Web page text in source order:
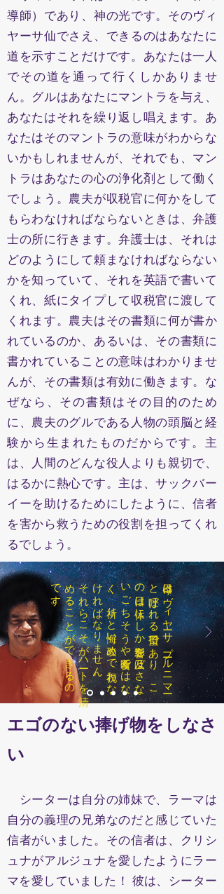
導師）であり、神の光です。そのヴィ
ヤーサ仙でさえ、できるのはあなたに
道を示すことだけです。あなたは一人
でその道を通って行くしかありませ
ん。グルはあなたにマントラを与え、
あなたはそれを繰り返し唱えます。あ
なたはそのマントラの意味がわからな
いかもしれませんが、それでも、マン
トラはあなたの心の浄化剤として働く
でしょう。農夫が収税官に何かをして
もらわなければならないときは、弁護
士の所に行きます。弁護士は、それは
どのようにして頼まなければならない
かを知っていて、それを英語で書いて
くれ、紙にタイプして収税官に渡して
くれます。農夫はその書類に何が書か
れているのか、あるいは、その書類に
書かれていることの意味はわかりませ
んが、その書類は有効に働きます。な
ぜなら、その書類はその目的のため
に、農夫のグルである人物の頭脳と経
験から生まれたものだからです。主
は、人間のどんな役人よりも親切で、
はるかに熱心です。主は、サックバー
イーを助けるためにしたように、信者
を害から救うための役割を担ってくれ
るでしょう。
今日は
ヴ
ィ
ヤ
ーサ
プ
ール
ニ
マ
ー
と
呼ば
れ
る
聖日で
あ
り
、
こ
の
日は
体に
し
か
影響を
及ぼ
さ
な
い
ご
ち
そ
う
や
断食で
は
な
く
、
祈り
と
悔い
改め
で
祝わ
な
け
れ
ば
な
り
ま
せ
ん
。
そ
れ
ら
こ
そ
が
ハ
ート
を
清
め
る
こ
と
が
で
き
る
の
で
す
。
エゴのない捧げ物をしなさ
い
シーターは自分の姉妹で、ラーマは
自分の義理の兄弟なのだと感じていた
信者がいました。その信者は、クリシ
ュナがアルジュナを愛したようにラー
マを愛していました！ 彼は、シーター